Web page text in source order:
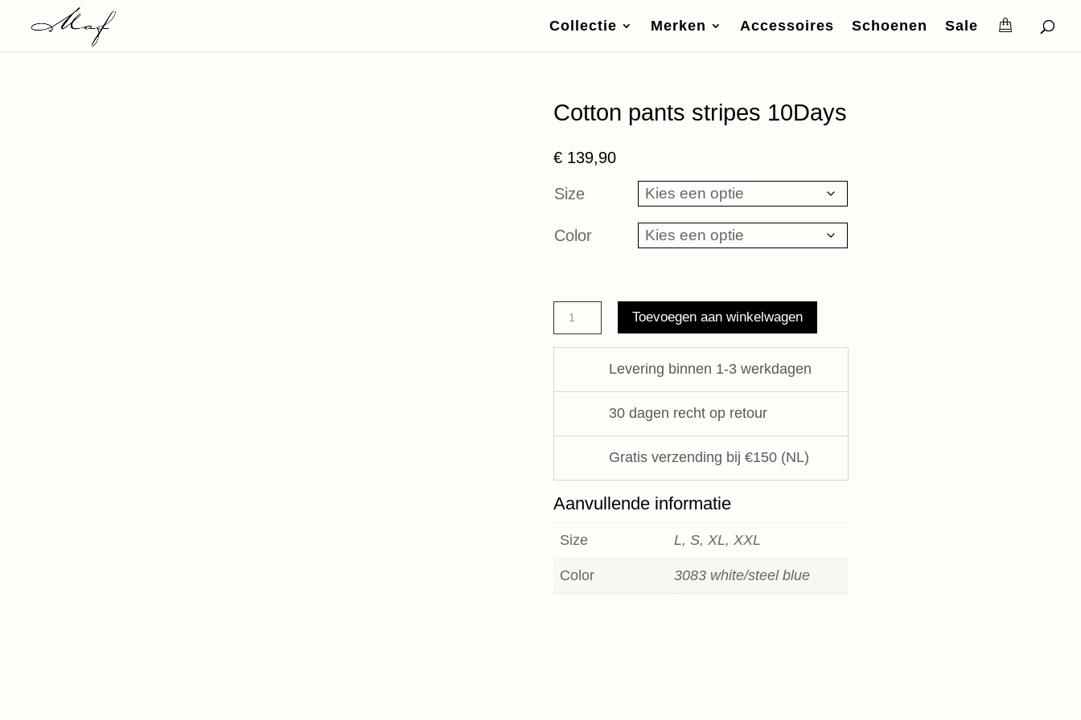
Collectie Merken Accessoires Schoenen Sale
Cotton pants stripes 10Days
€ 139,90
Size
Color
Cotton
pants
stripes
aantal
Toevoegen aan winkelwagen
Levering binnen 1-3 werkdagen
30 dagen recht op retour
Gratis verzending bij €150 (NL)
Aanvullende informatie
Size L, S, XL, XXL
Color 3083 white/steel blue